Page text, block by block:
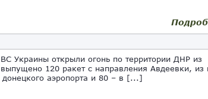
Украины открыли огонь по территории ДНР из
120 ракет с направления Авдеевки, из
аэропорта и 80 – в [...]